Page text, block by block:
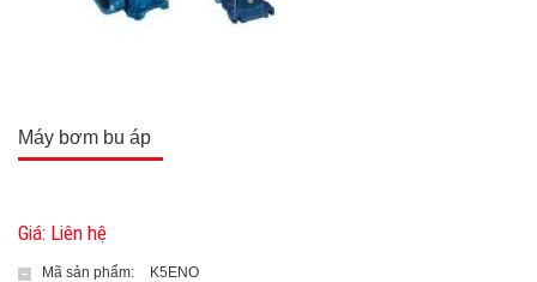
Máy bơm bu áp
Giá: Liên hệ
Mã sản phẩm:
K5ENO